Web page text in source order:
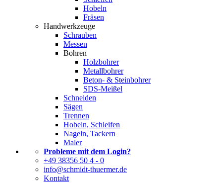
Hobeln
Fräsen
Handwerkzeuge
Schrauben
Messen
Bohren
Holzbohrer
Metallbohrer
Beton- & Steinbohrer
SDS-Meißel
Schneiden
Sägen
Trennen
Hobeln, Schleifen
Nageln, Tackern
Maler
Probleme mit dem Login?
+49 38356 50 4 - 0
info@schmidt-thuermer.de
Kontakt